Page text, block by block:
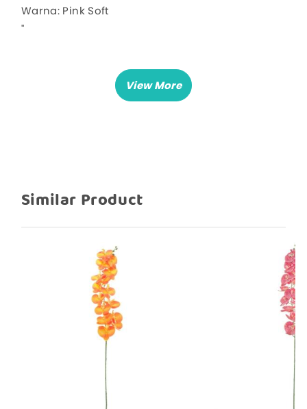
Warna: Pink Soft
"
Similar Product